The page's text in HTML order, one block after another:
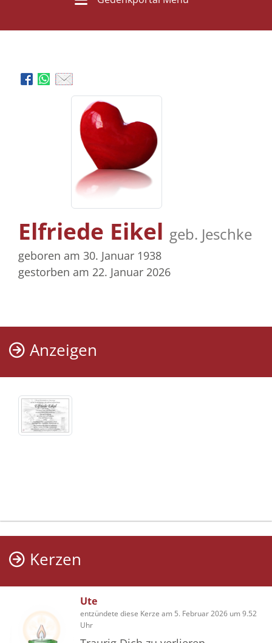
Elfriede Eikel geb. Jeschke
geboren am 30. Januar 1938
gestorben am 22. Januar 2026
Anzeigen
Kerzen
Ute
entzündete diese Kerze am 5. Februar 2026 um 9.52
Uhr